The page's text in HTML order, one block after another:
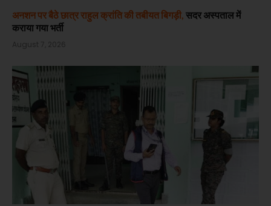
अनशन पर बैठे छात्र राहुल क्रांति की तबीयत बिगड़ी, सदर अस्पताल में
कराया गया भर्ती
August 7, 2026